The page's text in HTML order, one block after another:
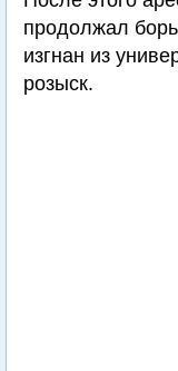
продолжал
изгнан из
розыск.